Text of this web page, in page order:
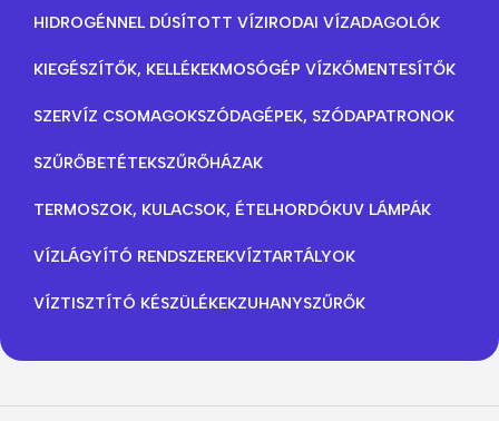
HIDROGÉNNEL DÚSÍTOTT VÍZIRODAI VÍZADAGOLÓK
KIEGÉSZÍTŐK, KELLÉKEKMOSÓGÉP VÍZKŐMENTESÍTŐK
SZERVÍZ CSOMAGOKSZÓDAGÉPEK, SZÓDAPATRONOK
SZŰRŐBETÉTEKSZŰRŐHÁZAK
TERMOSZOK, KULACSOK, ÉTELHORDÓKUV LÁMPÁK
VÍZLÁGYÍTÓ RENDSZEREKVÍZTARTÁLYOK
VÍZTISZTÍTÓ KÉSZÜLÉKEKZUHANYSZŰRŐK